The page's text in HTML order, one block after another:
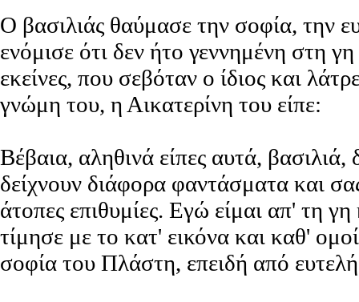
Ο βασιλιάς θαύμασε την σοφία, την
ενόμισε ότι δεν ήτο γεννημένη στη
εκείνες, που σεβόταν ο ίδιος και
γνώμη του, η Αικατερίνη του είπε:
Βέβαια, αληθινά είπες αυτά, βασιλιά,
δείχνουν διάφορα φαντάσματα και
άτοπες επιθυμίες. Εγώ είμαι απ' τη
τίμησε με το κατ' εικόνα και καθ'
σοφία του Πλάστη, επειδή από